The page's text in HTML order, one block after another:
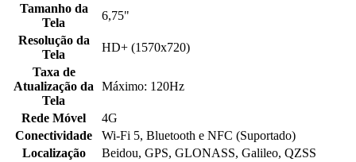
Tamanho da
Tela
6,75"
Resolução da
Tela
HD+ (1570x720)
Taxa de
Atualização da
Tela
Máximo: 120Hz
Rede Móvel
4G
Conectividade
Wi-Fi 5, Bluetooth e NFC (Suportado)
Localização
Beidou, GPS, GLONASS, Galileo, QZSS